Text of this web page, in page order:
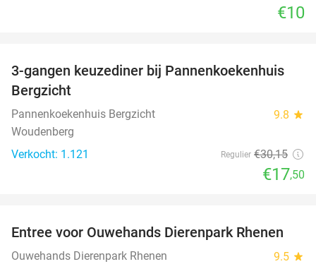
€10
42%
3-gangen keuzediner bij Pannenkoekenhuis
Bergzicht
Pannenkoekenhuis Bergzicht 9.8 star
Woudenberg
Verkocht: 1.121
Regulier €30,15
€17,50
19%
Entree voor Ouwehands Dierenpark Rhenen
Ouwehands Dierenpark Rhenen 9.5 star